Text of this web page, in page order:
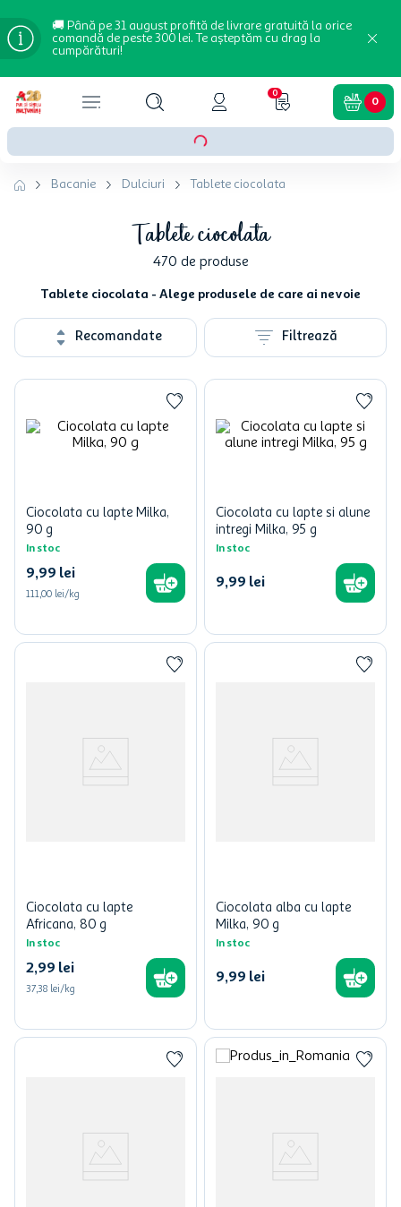
🚚 Până pe 31 august profită de livrare gratuită la orice
comandă de peste 300 lei. Te așteptăm cu drag la
cumpărături!
0
0
Bacanie Dulciuri Tablete ciocolata
Tablete ciocolata
470 de produse
Tablete ciocolata - Alege produsele de care ai nevoie
Recomandate Filtrează
Ciocolata cu lapte Milka,
90 g
In stoc
9,99 lei
111,00 lei/kg
Ciocolata cu lapte si alune
intregi Milka, 95 g
In stoc
9,99 lei
Ciocolata cu lapte
Africana, 80 g
In stoc
2,99 lei
37,38 lei/kg
Ciocolata alba cu lapte
Milka, 90 g
In stoc
9,99 lei